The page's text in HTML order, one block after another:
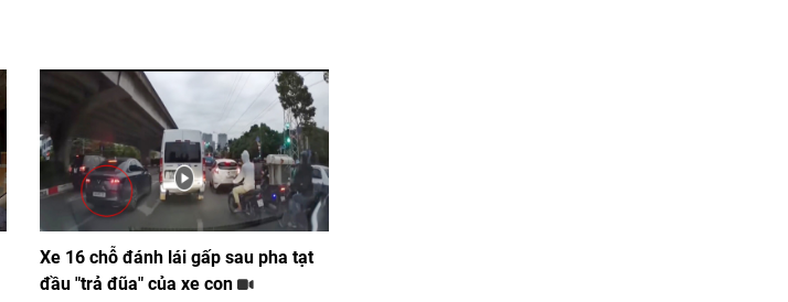
Xe 16 chỗ đánh lái gấp sau pha tạt
đầu "trả đũa" của xe con